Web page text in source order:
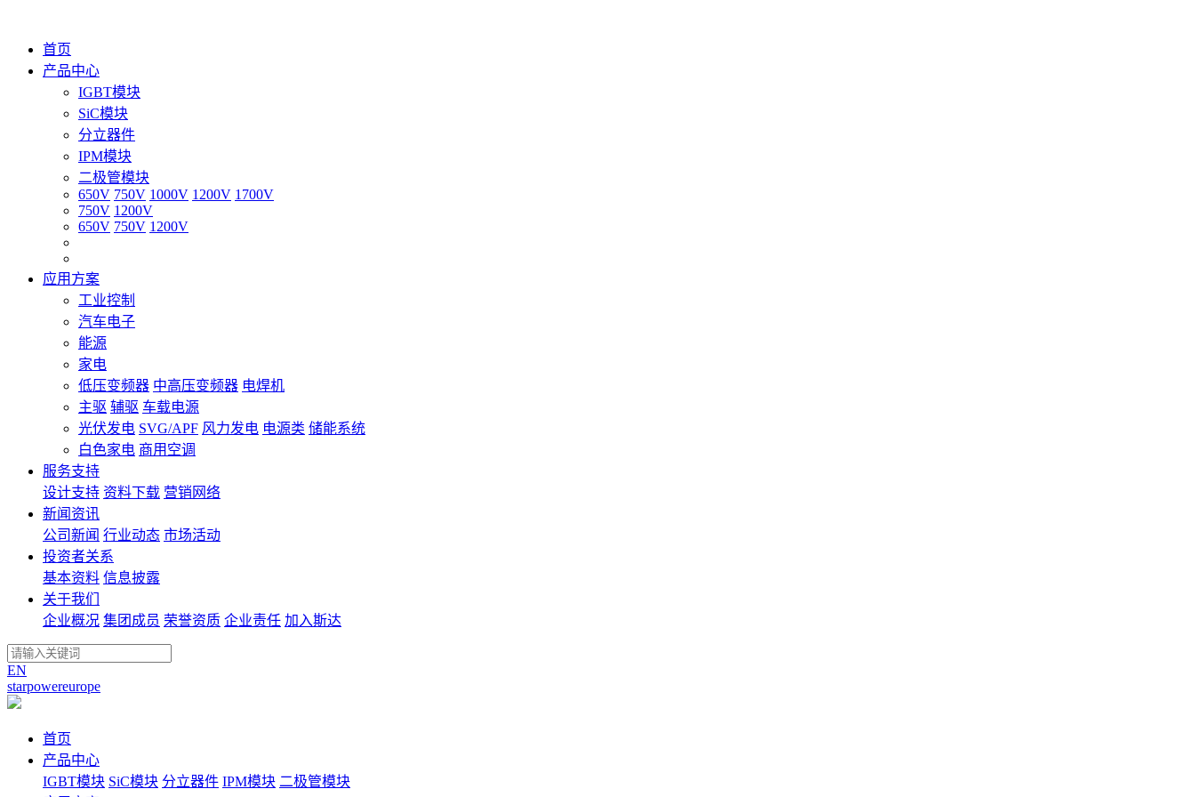
首页
产品中心
IGBT模块
SiC模块
分立器件
IPM模块
二极管模块
650V 750V 1000V 1200V 1700V
750V 1200V
650V 750V 1200V
应用方案
工业控制
汽车电子
能源
家电
低压变频器 中高压变频器 电焊机
主驱 辅驱 车载电源
光伏发电 SVG/APF 风力发电 电源类 储能系统
白色家电 商用空调
服务支持
设计支持 资料下载 营销网络
新闻资讯
公司新闻 行业动态 市场活动
投资者关系
基本资料 信息披露
关于我们
企业概况 集团成员 荣誉资质 企业责任 加入斯达
EN
starpowereurope
首页
产品中心
IGBT模块 SiC模块 分立器件 IPM模块 二极管模块